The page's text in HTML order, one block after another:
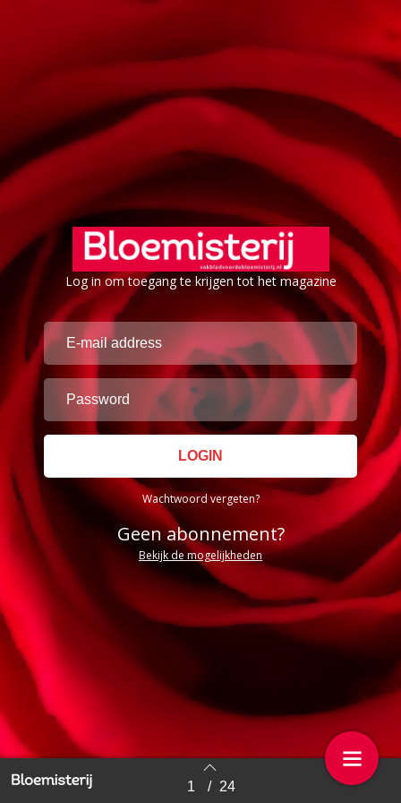
Log in om toegang te krijgen tot het magazine
Wachtwoord vergeten?
Geen abonnement?
Bekijk de mogelijkheden
Back to index 1 / 24